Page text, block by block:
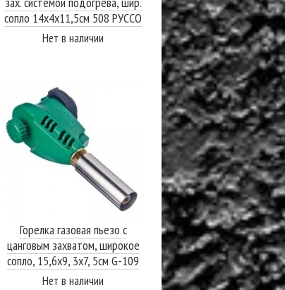
сопло 14х4х11,5см 508 РУССО
ТУРИСТО
Нет в наличии
Горелка газовая пьезо с
цанговым захватом, широкое
сопло, 15,6х9, 3х7, 5см G-109
РУССО ТУРИСТО
Нет в наличии